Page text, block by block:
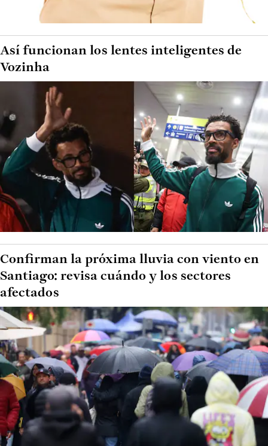
Así funcionan los lentes inteligentes de
Vozinha
Confirman la próxima lluvia con viento en
Santiago: revisa cuándo y los sectores
afectados